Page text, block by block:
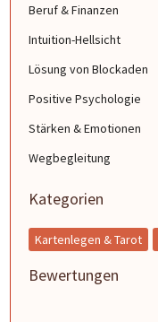
Beruf & Finanzen
Intuition-Hellsicht
Lösung von Blockaden
Positive Psychologie
Stärken & Emotionen
Wegbegleitung
Kategorien
Kartenlegen & Tarot
Bewertungen